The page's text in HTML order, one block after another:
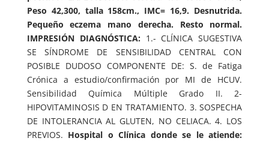
Peso 42,300, talla 158cm., IMC= 16,9. Desnutrida.
Pequeño eczema mano derecha. Resto normal.
IMPRESIÓN DIAGNÓSTICA:1.- CLÍNICA SUGESTIVA
SE SÍNDROME DE SENSIBILIDAD CENTRAL CON
POSIBLE DUDOSO COMPONENTE DE: S. de Fatiga
Crónica a estudio/confirmación por MI de HCUV.
Sensibilidad Química Múltiple Grado II. 2-
HIPOVITAMINOSIS D EN TRATAMIENTO. 3. SOSPECHA
DE INTOLERANCIA AL GLUTEN, NO CELIACA. 4. LOS
PREVIOS. Hospital o Clínica donde se le atiende: